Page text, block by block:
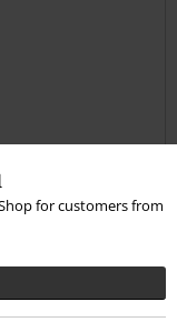
for customers from